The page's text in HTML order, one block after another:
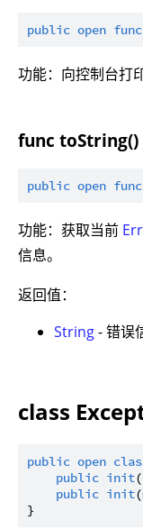
public open func
功能：向控制台打
func toString()
public open func
功能：获取当前
信息。
返回值：
String- 错误
class
public open
public init
public init(